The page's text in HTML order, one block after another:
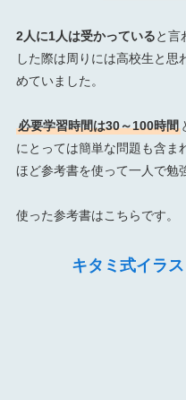
2人に1人は受かっていると言
した際は周りには高校生と思
めていました。
必要学習時間は30～100時間
にとっては簡単な問題も含ま
ほど参考書を使って一人で勉
使った参考書はこちらです。
キタミ式イラ